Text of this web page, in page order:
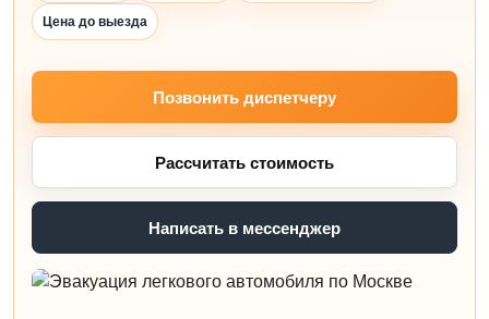
Цена до выезда
Позвонить диспетчеру
Рассчитать стоимость
Написать в мессенджер